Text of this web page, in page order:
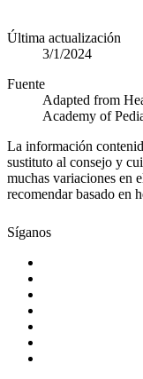
Última actualización
3/1/2024
Fuente
Adapted from
Academy of
La información
sustituto al consejo y
muchas variaciones en
recomendar basado en
Síganos